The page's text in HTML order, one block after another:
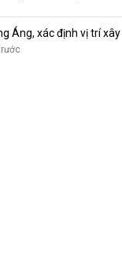
Áng, xác định vị trí xây